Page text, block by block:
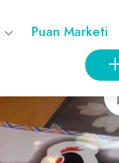
Puan Marketi